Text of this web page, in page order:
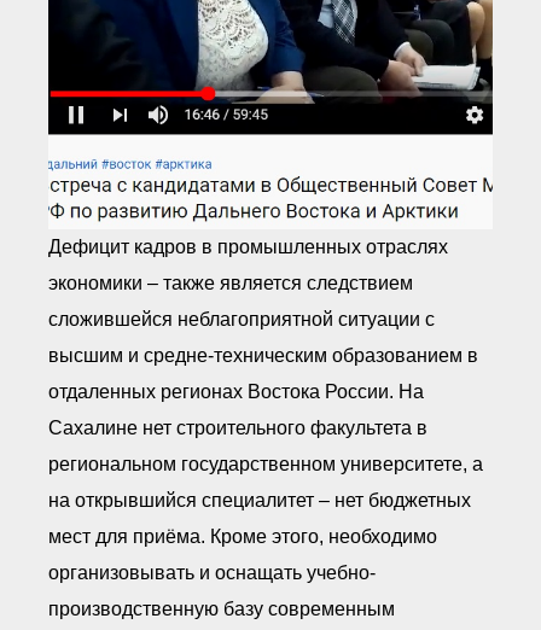
Дефицит кадров в промышленных отраслях
экономики – также является следствием
сложившейся неблагоприятной ситуации с
высшим и средне-техническим образованием в
отдаленных регионах Востока России. На
Сахалине нет строительного факультета в
региональном государственном университете, а
на открывшийся специалитет – нет бюджетных
мест для приёма. Кроме этого, необходимо
организовывать и оснащать учебно-
производственную базу современным